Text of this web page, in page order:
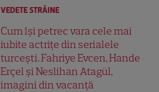
VEDETE STRĂINE
Cum își petrec vara cele mai
iubite actrițe din serialele
turcești. Fahriye Evcen, Hande
Erçel și Neslihan Atagül,
imagini din vacanță